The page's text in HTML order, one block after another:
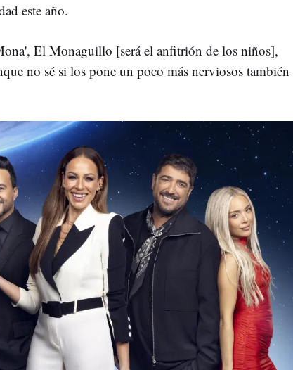
este año.
El Monaguillo [será el anfitrión de los niños],
no sé si los pone un poco más nerviosos también